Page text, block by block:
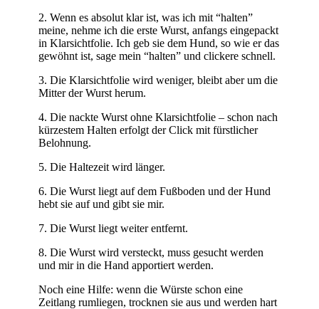
2. Wenn es absolut klar ist, was ich mit “halten”
meine, nehme ich die erste Wurst, anfangs eingepackt
in Klarsichtfolie. Ich geb sie dem Hund, so wie er das
gewöhnt ist, sage mein “halten” und clickere schnell.
3. Die Klarsichtfolie wird weniger, bleibt aber um die
Mitter der Wurst herum.
4. Die nackte Wurst ohne Klarsichtfolie – schon nach
kürzestem Halten erfolgt der Click mit fürstlicher
Belohnung.
5. Die Haltezeit wird länger.
6. Die Wurst liegt auf dem Fußboden und der Hund
hebt sie auf und gibt sie mir.
7. Die Wurst liegt weiter entfernt.
8. Die Wurst wird versteckt, muss gesucht werden
und mir in die Hand apportiert werden.
Noch eine Hilfe: wenn die Würste schon eine
Zeitlang rumliegen, trocknen sie aus und werden hart